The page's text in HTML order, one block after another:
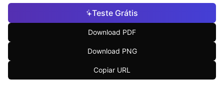
Teste Grátis
Download PDF
Download PNG
Copiar URL